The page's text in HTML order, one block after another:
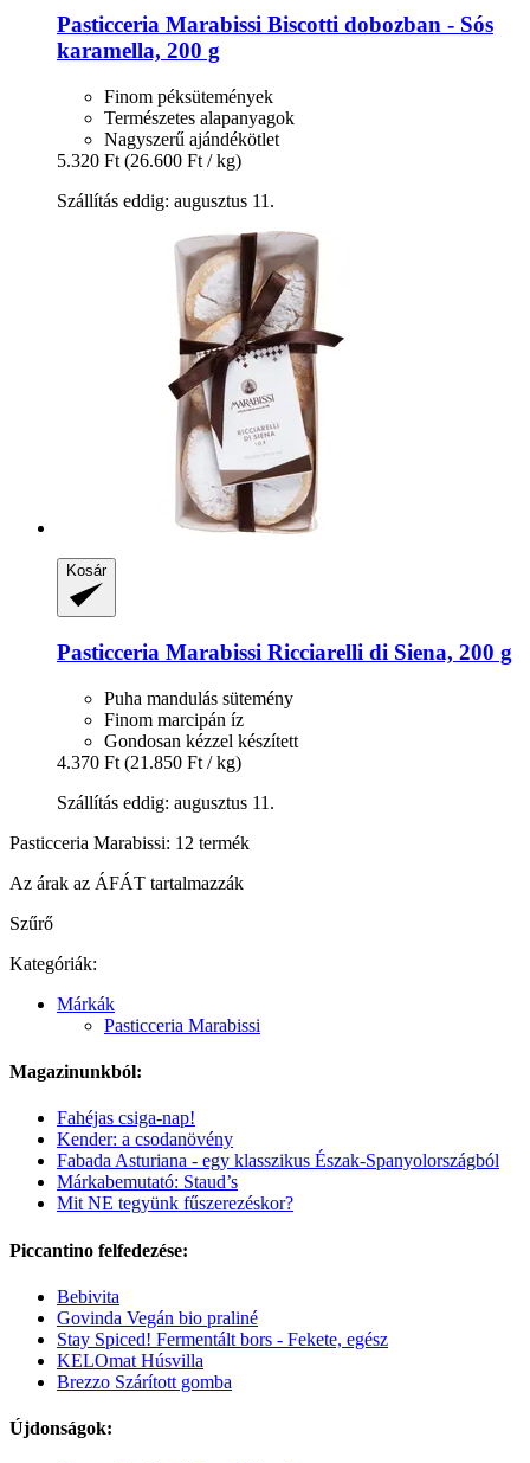
Pasticceria Marabissi Biscotti dobozban -​ Sós
karamella, 200 g
Finom péksütemények
Természetes alapanyagok
Nagyszerű ajándékötlet
5.320 Ft (26.600 Ft / kg)
Szállítás eddig: augusztus 11.
Kosár
Pasticceria Marabissi Ricciarelli di Siena, 200 g
Puha mandulás sütemény
Finom marcipán íz
Gondosan kézzel készített
4.370 Ft (21.850 Ft / kg)
Szállítás eddig: augusztus 11.
Pasticceria Marabissi: 12 termék
Az árak az ÁFÁT tartalmazzák
Szűrő
Kategóriák:
Márkák
Pasticceria Marabissi
Magazinunkból:
Fahéjas csiga-nap!
Kender: a csodanövény
Fabada Asturiana - egy klasszikus Észak-Spanyolországból
Márkabemutató: Staud’s
Mit NE tegyünk fűszerezéskor?
Piccantino felfedezése:
Bebivita
Govinda Vegán bio praliné
Stay Spiced! Fermentált bors - Fekete, egész
KELOmat Húsvilla
Brezzo Szárított gomba
Újdonságok: